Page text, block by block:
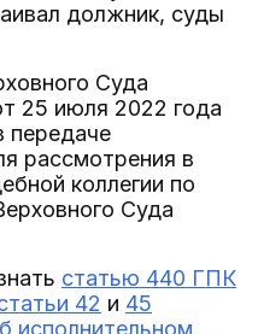
должник, суды
Суда
25 июля 2022 года
передаче
рассмотрения в
коллегии по
Суда
статью 440 ГПК
42 и 45
исполнительном